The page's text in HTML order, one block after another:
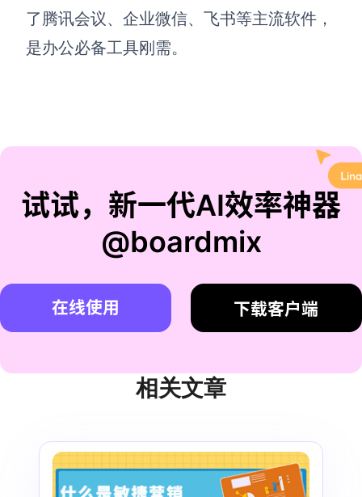
了腾讯会议、企业微信、飞书等主流软件，
是办公必备工具刚需。
试试，新一代AI效率神器
@boardmix
在线使用 下载客户端
相关文章